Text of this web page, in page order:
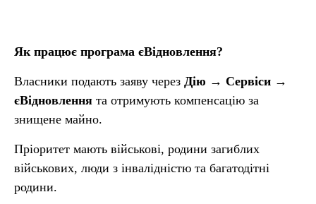
Як працює програма єВідновлення?
Власники подають заяву через Дію → Сервіси →
єВідновлення та отримують компенсацію за
знищене майно.
Пріоритет мають військові, родини загиблих
військових, люди з інвалідністю та багатодітні
родини.